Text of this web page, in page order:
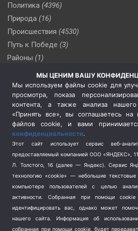
Политика (4396)
Природа (16)
Происшествия (4530)
Путь к Победе (3)
Районы (1)
Сельское хозяйство (3)
Социальная политика
(3)
Спецоперация в Украине
Спецоперация на Украине
(404)
Спорт (740)
Терроризм (1)
Транспорт (262)
Туризм (178)
Флот (76)
Школа и спорт (2)
МЫ ЦЕНИМ ВАШУ
Мы используем файлы cookie для
просмотра, показа
контента, а также анализа
«Принять все», вы соглашаетесь на
файлов cookie, и вами
конфиденциальности.
Этот сайт использует сервис веб-
предоставляемый компанией ООО «ЯНДЕКС»,
Л. Толстого, 16 (далее — Яндекс). Сервис
технологию «cookie» — небольшие
компьютере пользователей с целью
активности.
Собранная при помощи
идентифицировать вас, однако может
нашего сайта. Информация об
собранная при помощи cookie, будет